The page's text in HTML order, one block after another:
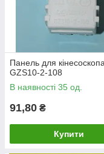
Панель для кінесоскопа
GZS10-2-108
В наявності 35 од.
91,80 ₴
Купити